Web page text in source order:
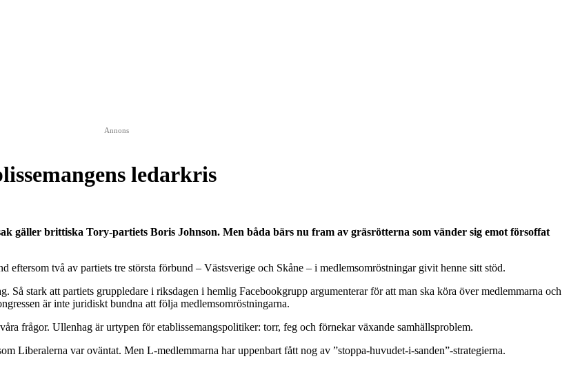
Annons
ledarkris
gäller brittiska Tory-partiets Boris Johnson. Men båda bärs nu fram av gräsrötterna som vänder sig emot försoffat
två av partiets tre största förbund – Västsverige och Skåne – i medlemsomröstningar givit henne sitt stöd.
stark att partiets gruppledare i riksdagen i hemlig Facebookgrupp argumenterar för att man ska köra över medlemmarna och
är inte juridiskt bundna att följa medlemsomröstningarna.
frågor. Ullenhag är urtypen för etablissemangspolitiker: torr, feg och förnekar växande samhällsproblem.
Liberalerna var oväntat. Men L-medlemmarna har uppenbart fått nog av ”stoppa-huvudet-i-sanden”-strategierna.